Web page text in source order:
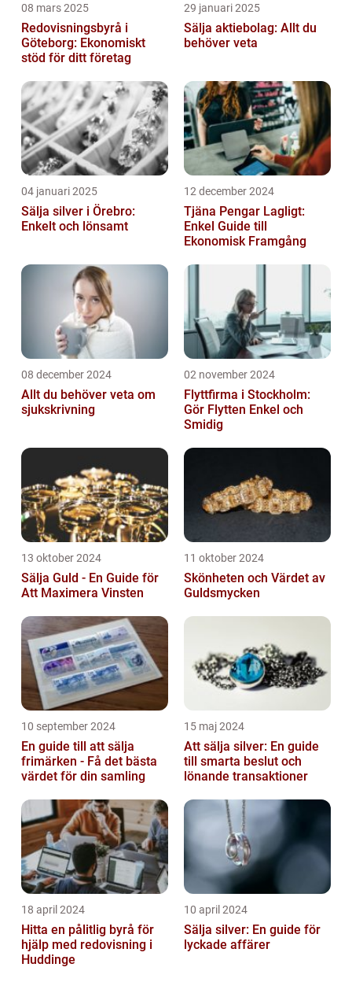
08 mars 2025
Redovisningsbyrå i
Göteborg: Ekonomiskt
stöd för ditt företag
29 januari 2025
Sälja aktiebolag: Allt du
behöver veta
04 januari 2025
Sälja silver i Örebro:
Enkelt och lönsamt
12 december 2024
Tjäna Pengar Lagligt:
Enkel Guide till
Ekonomisk Framgång
08 december 2024
Allt du behöver veta om
sjukskrivning
02 november 2024
Flyttfirma i Stockholm:
Gör Flytten Enkel och
Smidig
13 oktober 2024
Sälja Guld - En Guide för
Att Maximera Vinsten
11 oktober 2024
Skönheten och Värdet av
Guldsmycken
10 september 2024
En guide till att sälja
frimärken - Få det bästa
värdet för din samling
15 maj 2024
Att sälja silver: En guide
till smarta beslut och
lönande transaktioner
18 april 2024
Hitta en pålitlig byrå för
hjälp med redovisning i
Huddinge
10 april 2024
Sälja silver: En guide för
lyckade affärer